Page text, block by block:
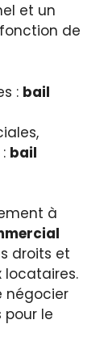
et un
de
: bail
bail
à
droits et
locataires.
négocier
le